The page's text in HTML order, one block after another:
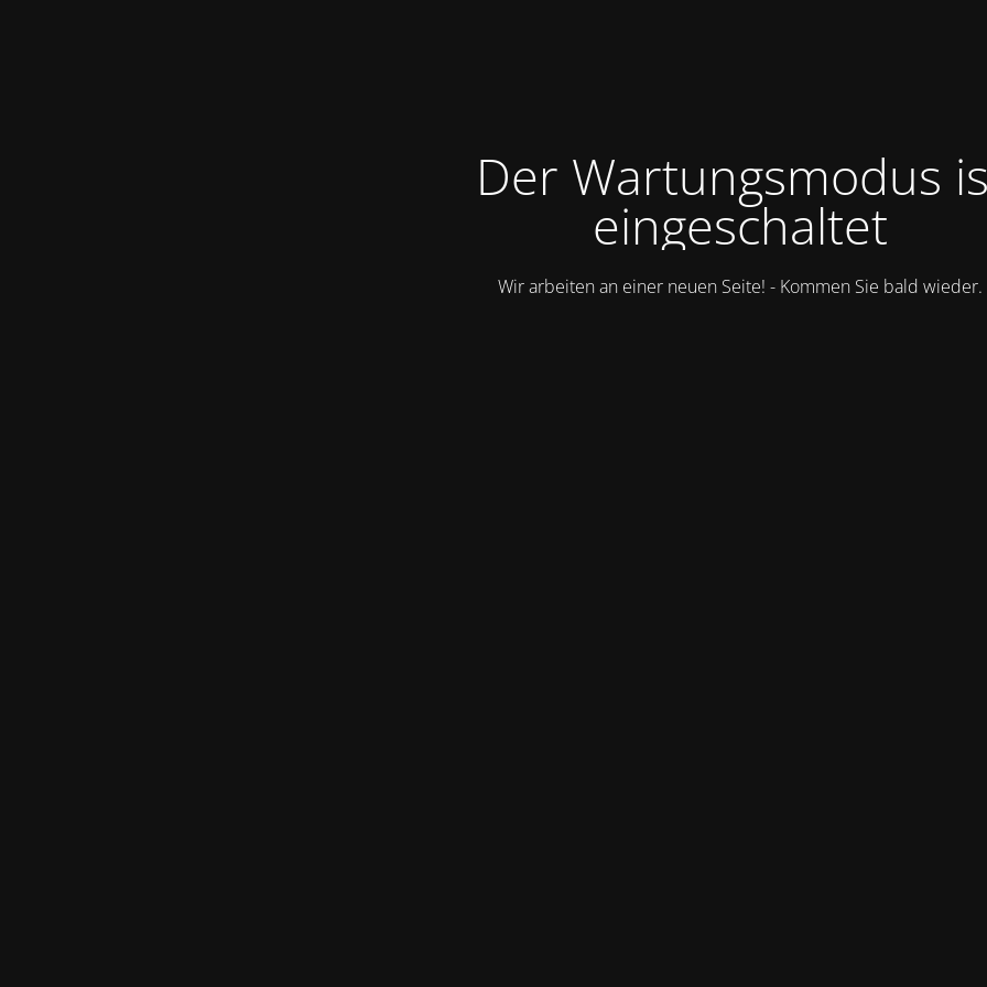
Der Wartungsmodus
eingeschaltet
Wir arbeiten an einer neuen Seite! - Kommen Sie bald wieder.